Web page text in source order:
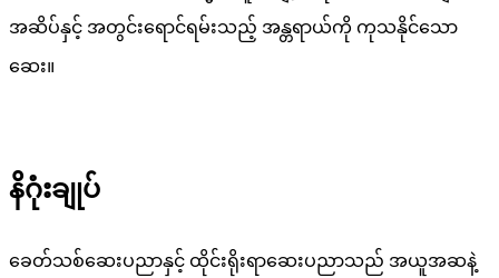
အဆိပ်နှင့် အတွင်းရောင်ရမ်းသည့် အန္တရာယ်ကို ကုသနိုင်သော
ဆေး။
နိဂုံးချုပ်
ခေတ်သစ်ဆေးပညာနှင့် ထိုင်းရိုးရာဆေးပညာသည် အယူအဆနဲ့